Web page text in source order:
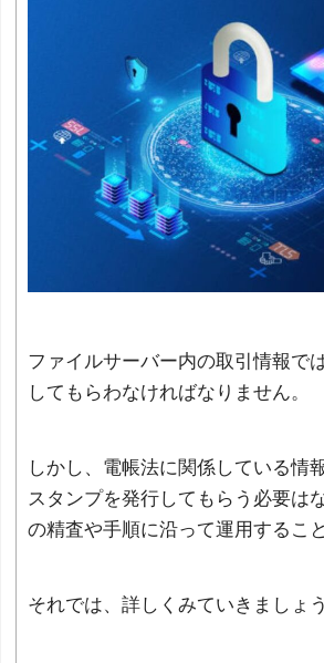
ファイルサーバー内の取引情報で
してもらわなければなりません。
しかし、電帳法に関係している情
スタンプを発行してもらう必要は
の精査や手順に沿って運用するこ
それでは、詳しくみていきましょう